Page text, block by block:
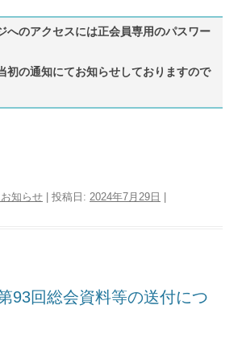
へのアクセスには正会員専用のパスワー
初の通知にてお知らせしておりますので
知らせ | 投稿日: 2024年7月29日
93回総会資料等の送付につ